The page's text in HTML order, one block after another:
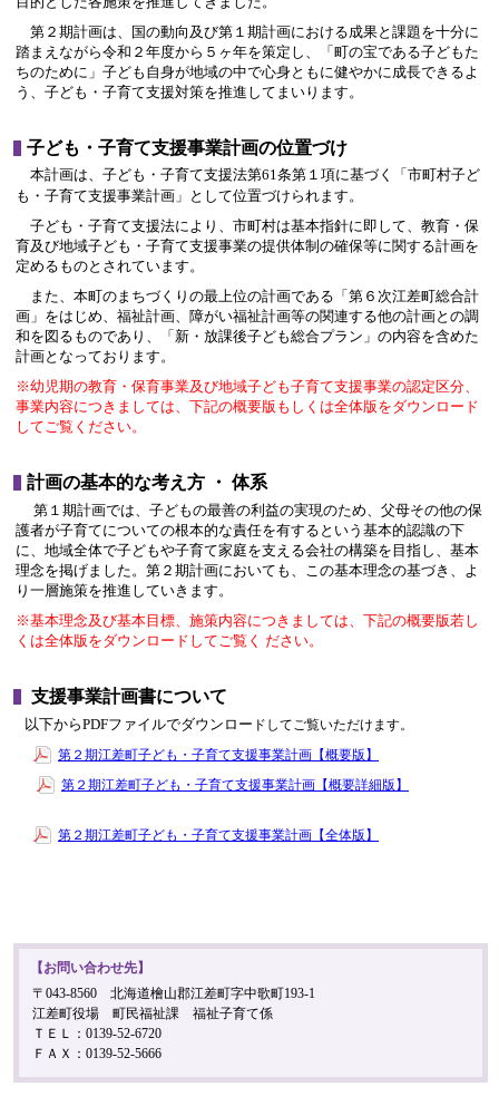
第２期計画は、国の動向及び第１期計画における成果と課題を十分に
踏まえながら令和２年度から５ヶ年を策定し、「町の宝である子どもた
ちのために」子ども自身が地域の中で心身ともに健やかに成長できるよ
う、子ども・子育て支援対策を推進してまいります。
子ども・子育て支援事業計画の位置づけ
本計画は、子ども・子育て支援法第61条第１項に基づく「市町村子ど
も・子育て支援事業計画」として位置づけられます。
子ども・子育て支援法により、市町村は基本指針に即して、教育・保
育及び地域子ども・子育て支援事業の提供体制の確保等に関する計画を
定めるものとされています。
また、本町のまちづくりの最上位の計画である「第６次江差町総合計
画」をはじめ、福祉計画、障がい福祉計画等の関連する他の計画との調
和を図るものであり、「新・放課後子ども総合プラン」の内容を含めた
計画となっております。
※幼児期の教育・保育事業及び地域子ども子育て支援事業の認定区分、
事業内容につきましては、下記の概要版もしくは全体版をダウンロード
してご覧ください。
計画の基本的な考え方 ・ 体系
第１期計画では、子どもの最善の利益の実現のため、父母その他の保
護者が子育てについての根本的な責任を有するという基本的認識の下
に、地域全体で子どもや子育て家庭を支える会社の構築を目指し、基本
理念を掲げました。第２期計画においても、この基本理念の基づき、よ
り一層施策を推進していきます。
※基本理念及び基本目標、施策内容につきましては、下記の概要版若し
くは全体版をダウンロードしてご覧く ださい。
支援事業計画書について
以下からPDFファイルでダウンロー ドしてご覧いただけます。
第２期江差町子ども・子育て支援事業計画【概要版】
第２期江差町子ども・子育て支援事業計画【概要詳細版】
第２期江差町子ども・子育て支援事業計画【全体版】
【お問い合わせ先】
〒043-8560 北海道檜山郡江差町字中歌町193-1
江差町役場 町民福祉課 福祉子育て係
ＴＥＬ：0139-52-6720
ＦＡＸ：0139-52-5666